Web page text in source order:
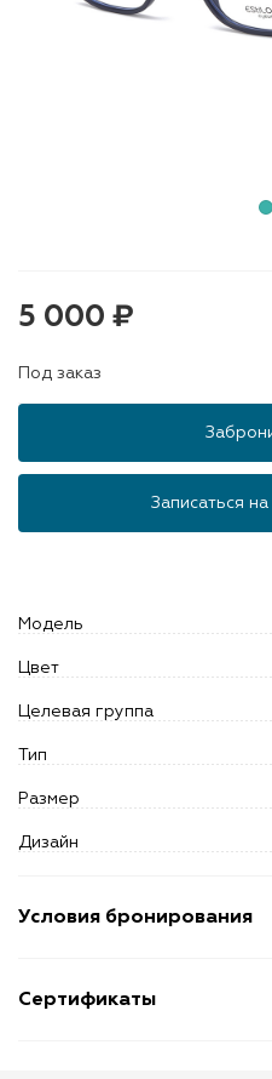
Условия бронирования
Сертификаты
5 000 ₽
Под заказ
Записаться
Модель
Цвет
Целевая группа
Тип
Размер
Дизайн